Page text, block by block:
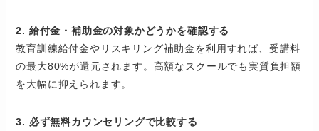
2. 給付金・補助金の対象かどうかを確認する
教育訓練給付金やリスキリング補助金を利用すれば、受講料
の最大80%が還元されます。高額なスクールでも実質負担額
を大幅に抑えられます。
3. 必ず無料カウンセリングで比較する